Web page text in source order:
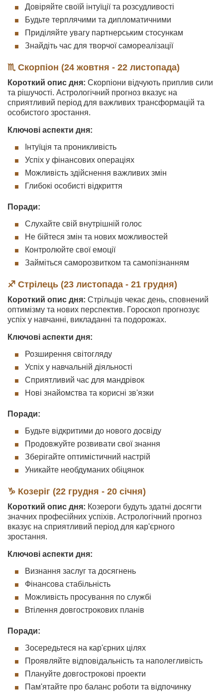
Довіряйте своїй інтуїції та розсудливості
Будьте терплячими та дипломатичними
Приділяйте увагу партнерським стосункам
Знайдіть час для творчої самореалізації
♏ Скорпіон (24 жовтня - 22 листопада)
Короткий опис дня: Скорпіони відчують приплив сили
та рішучості. Астрологічний прогноз вказує на
сприятливий період для важливих трансформацій та
особистого зростання.
Ключові аспекти дня:
Інтуїція та проникливість
Успіх у фінансових операціях
Можливість здійснення важливих змін
Глибокі особисті відкриття
Поради:
Слухайте свій внутрішній голос
Не бійтеся змін та нових можливостей
Контролюйте свої емоції
Займіться саморозвитком та самопізнанням
♐ Стрілець (23 листопада - 21 грудня)
Короткий опис дня: Стрільців чекає день, сповнений
оптимізму та нових перспектив. Гороскоп прогнозує
успіх у навчанні, викладанні та подорожах.
Ключові аспекти дня:
Розширення світогляду
Успіх у навчальній діяльності
Сприятливий час для мандрівок
Нові знайомства та корисні зв'язки
Поради:
Будьте відкритими до нового досвіду
Продовжуйте розвивати свої знання
Зберігайте оптимістичний настрій
Уникайте необдуманих обіцянок
♑ Козеріг (22 грудня - 20 січня)
Короткий опис дня: Козероги будуть здатні досягти
значних професійних успіхів. Астрологічний прогноз
вказує на сприятливий період для кар'єрного
зростання.
Ключові аспекти дня:
Визнання заслуг та досягнень
Фінансова стабільність
Можливість просування по службі
Втілення довгострокових планів
Поради:
Зосередьтеся на кар'єрних цілях
Проявляйте відповідальність та наполегливість
Плануйте довгострокові проекти
Пам'ятайте про баланс роботи та відпочинку